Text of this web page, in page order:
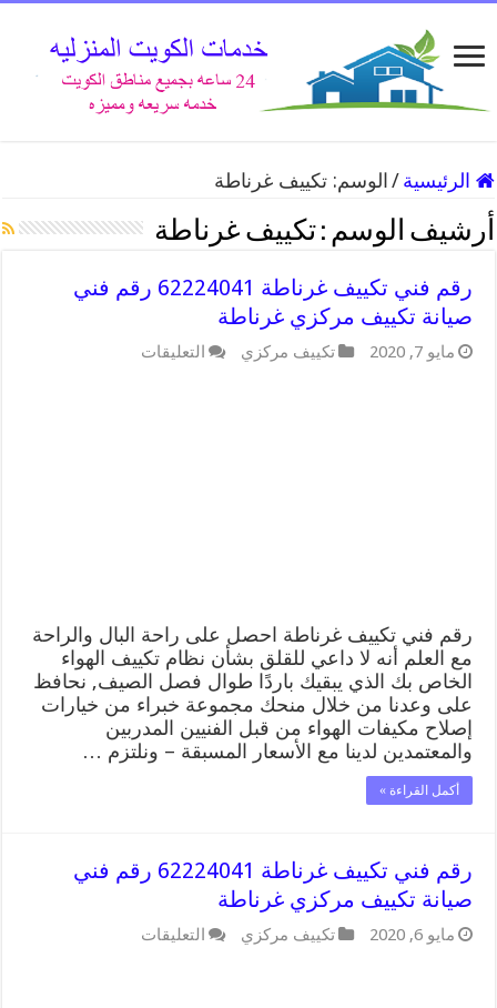
الرئيسية / الوسم:تكييف غرناطة
أرشيف الوسم :تكييف غرناطة
رقم فني تكييف غرناطة 62224041 رقم فني
صيانة تكييف مركزي غرناطة
مايو 7, 2020 تكييف مركزي التعليقات
رقم فني تكييف غرناطة احصل على راحة البال والراحة
مع العلم أنه لا داعي للقلق بشأن نظام تكييف الهواء
الخاص بك الذي يبقيك باردًا طوال فصل الصيف, نحافظ
على وعدنا من خلال منحك مجموعة خبراء من خيارات
إصلاح مكيفات الهواء من قبل الفنيين المدربين
والمعتمدين لدينا مع الأسعار المسبقة – ونلتزم …
أكمل القراءة »
رقم فني تكييف غرناطة 62224041 رقم فني
صيانة تكييف مركزي غرناطة
مايو 6, 2020 تكييف مركزي التعليقات